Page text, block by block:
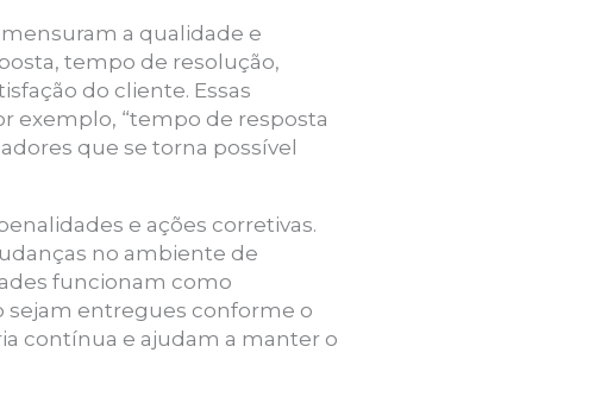
a qualidade e
tempo de resolução,
do cliente. Essas
exemplo, “tempo de resposta
que se torna possível
e ações corretivas.
no ambiente de
funcionam como
sejam entregues conforme o
contínua e ajudam a manter o